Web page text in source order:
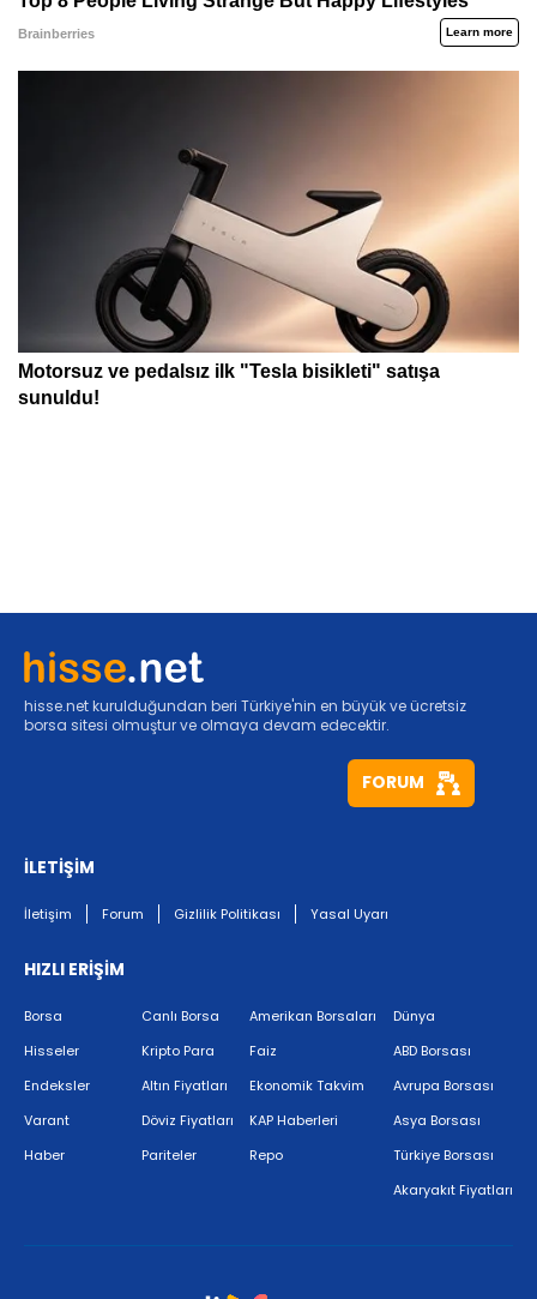
hisse.net kurulduğundan beri Türkiye'nin en büyük ve ücretsiz
borsa sitesi olmuştur ve olmaya devam edecektir.
FORUM
İLETİŞİM
İletişim Forum Gizlilik Politikası Yasal Uyarı
HIZLI ERİŞİM
Borsa
Hisseler
Endeksler
Varant
Haber
Canlı Borsa
Kripto Para
Altın Fiyatları
Döviz Fiyatları
Pariteler
Amerikan Borsaları
Faiz
Ekonomik Takvim
KAP Haberleri
Repo
Dünya
ABD Borsası
Avrupa Borsası
Asya Borsası
Türkiye Borsası
Akaryakıt Fiyatları